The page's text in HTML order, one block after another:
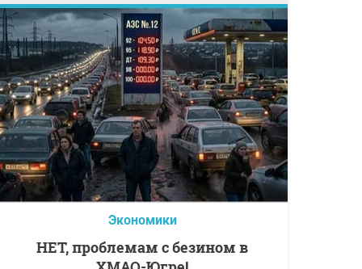
Экономики
НЕТ, проблемам с безином в